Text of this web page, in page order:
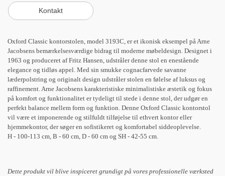
Oxford Classic kontorstolen, model 3193C, er et ikonisk eksempel på Arne
Jacobsens bemærkelsesværdige bidrag til moderne møbeldesign. Designet i
1963 og produceret af Fritz Hansen, udstråler denne stol en enestående
elegance og tidløs appel. Med sin smukke cognacfarvede savanne
læderpolstring og originalt design udstråler stolen en følelse af luksus og
raffinement. Arne Jacobsens karakteristiske minimalistiske æstetik og fokus
på komfort og funktionalitet er tydeligt til stede i denne stol, der udgør en
perfekt balance mellem form og funktion. Denne Oxford Classic kontorstol
vil være et imponerende og stilfuldt tilføjelse til ethvert kontor eller
hjemmekontor, der søger en sofistikeret og komfortabel siddeoplevelse.
H - 100-113 cm, B - 60 cm, D - 60 cm og SH - 42-55 cm.
Dette produkt vil blive inspiceret grundigt på vores professionelle værksted